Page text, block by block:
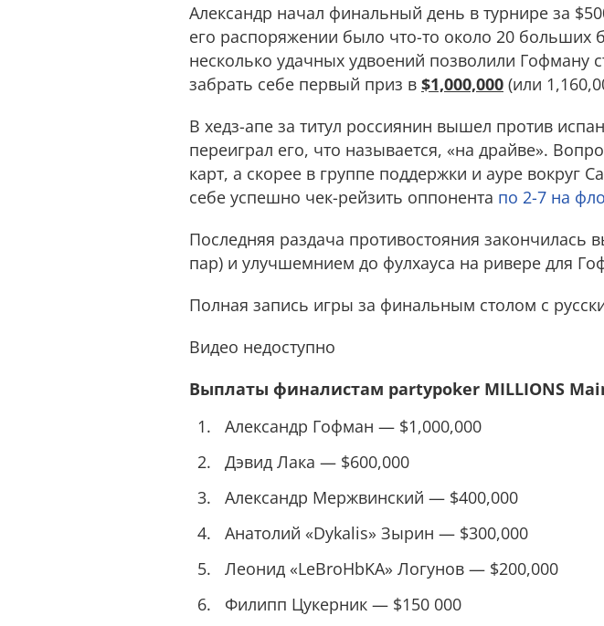
Александр начал финальный день в турнире за
его распоряжении было что-то около 20 больших
несколько удачных удвоений позволили Гофману
забрать себе первый приз в $1,000,000 (или
В хедз-апе за титул россиянин вышел против
переиграл его, что называется, «на драйве».
карт, а скорее в группе поддержки и ауре вокруг
себе успешно чек-рейзить оппонента по 2-7 на
Последняя раздача противостояния закончилась
пар) и улучшемнием до фулхауса на ривере для
Полная запись игры за финальным столом с
Видео недоступно
Выплаты финалистам partypoker MILLIONS
Александр Гофман — $1,000,000
Дэвид Лака — $600,000
Александр Мержвинский — $400,000
Анатолий «Dykalis» Зырин — $300,000
Леонид «LeBroHbKA» Логунов — $200,000
Филипп Цукерник — $150 000